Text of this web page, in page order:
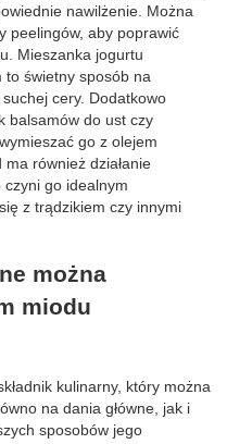
nawilżenie. Można
peelingów, aby poprawić
Mieszanka jogurtu
świetny sposób na
cery. Dodatkowo
balsamów do ust czy
go z olejem
również działanie
go idealnym
z trądzikiem czy innymi
można
miodu
kulinarny, który można
na dania główne, jak i
sposobów jego